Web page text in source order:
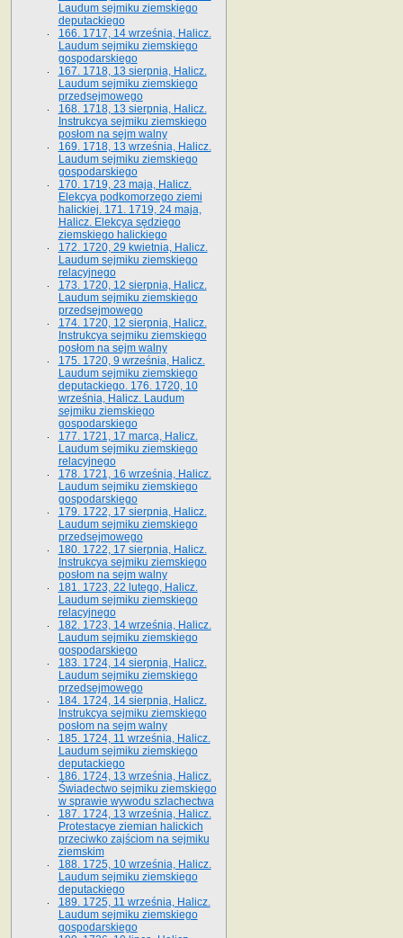
Laudum sejmiku ziemskiego
deputackiego
166. 1717, 14 września, Halicz.
Laudum sejmiku ziemskiego
gospodarskiego
167. 1718, 13 sierpnia, Halicz.
Laudum sejmiku ziemskiego
przedsejmowego
168. 1718, 13 sierpnia, Halicz.
Instrukcya sejmiku ziemskiego
posłom na sejm walny
169. 1718, 13 września, Halicz.
Laudum sejmiku ziemskiego
gospodarskiego
170. 1719, 23 maja, Halicz.
Elekcya podkomorzego ziemi
halickiej. 171. 1719, 24 maja,
Halicz. Elekcya sędziego
ziemskiego halickiego
172. 1720, 29 kwietnia, Halicz.
Laudum sejmiku ziemskiego
relacyjnego
173. 1720, 12 sierpnia, Halicz.
Laudum sejmiku ziemskiego
przedsejmowego
174. 1720, 12 sierpnia, Halicz.
Instrukcya sejmiku ziemskiego
posłom na sejm walny
175. 1720, 9 września, Halicz.
Laudum sejmiku ziemskiego
deputackiego. 176. 1720, 10
września, Halicz. Laudum
sejmiku ziemskiego
gospodarskiego
177. 1721, 17 marca, Halicz.
Laudum sejmiku ziemskiego
relacyjnego
178. 1721, 16 września, Halicz.
Laudum sejmiku ziemskiego
gospodarskiego
179. 1722, 17 sierpnia, Halicz.
Laudum sejmiku ziemskiego
przedsejmowego
180. 1722, 17 sierpnia, Halicz.
Instrukcya sejmiku ziemskiego
posłom na sejm walny
181. 1723, 22 lutego, Halicz.
Laudum sejmiku ziemskiego
relacyjnego
182. 1723, 14 września, Halicz.
Laudum sejmiku ziemskiego
gospodarskiego
183. 1724, 14 sierpnia, Halicz.
Laudum sejmiku ziemskiego
przedsejmowego
184. 1724, 14 sierpnia, Halicz.
Instrukcya sejmiku ziemskiego
posłom na sejm walny
185. 1724, 11 września, Halicz.
Laudum sejmiku ziemskiego
deputackiego
186. 1724, 13 września, Halicz.
Świadectwo sejmiku ziemskiego
w sprawie wywodu szlachectwa
187. 1724, 13 września, Halicz.
Protestacye ziemian halickich
przeciwko zajściom na sejmiku
ziemskim
188. 1725, 10 września, Halicz.
Laudum sejmiku ziemskiego
deputackiego
189. 1725, 11 września, Halicz.
Laudum sejmiku ziemskiego
gospodarskiego